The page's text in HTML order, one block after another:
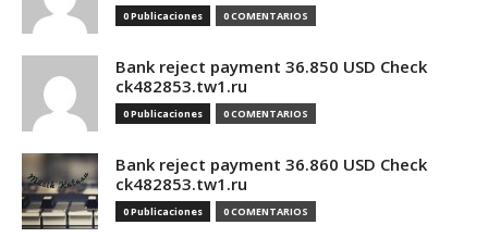
0 Publicaciones 0 COMENTARIOS
Bank reject payment 36.850 USD Check
ck482853.tw1.ru
0 Publicaciones 0 COMENTARIOS
Bank reject payment 36.860 USD Check
ck482853.tw1.ru
0 Publicaciones 0 COMENTARIOS